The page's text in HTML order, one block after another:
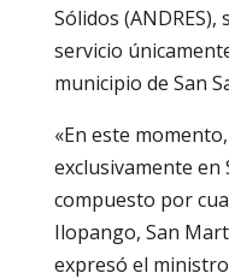
Sólidos
servicio
municipio de San
«En este
exclusivamente en
compuesto por
Ilopango, San
expresó el